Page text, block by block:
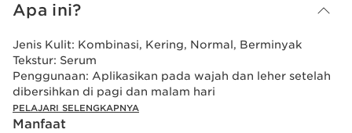
Apa ini?
Jenis Kulit: Kombinasi, Kering, Normal, Berminyak
Tekstur: Serum
Penggunaan: Aplikasikan pada wajah dan leher setelah
dibersihkan di pagi dan malam hari
PELAJARI SELENGKAPNYA
Manfaat